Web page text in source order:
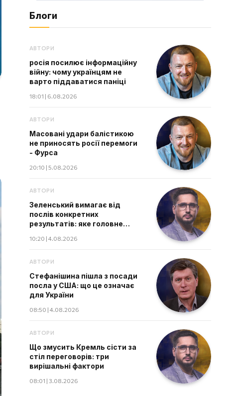
Блоги
АВТОРИ
росія посилює інформаційну
війну: чому українцям не
варто піддаватися паніці
18:01 | 6.08.2026
АВТОРИ
Масовані удари балістикою
не приносять росії перемоги
- Фурса
20:10 | 5.08.2026
АВТОРИ
Зеленський вимагає від
послів конкретних
результатів: яке головне
10:20 | 4.08.2026
АВТОРИ
Стефанішина пішла з посади
посла у США: що це означає
для України
08:50 | 4.08.2026
АВТОРИ
Що змусить Кремль сісти за
стіл переговорів: три
вирішальні фактори
08:01 | 3.08.2026